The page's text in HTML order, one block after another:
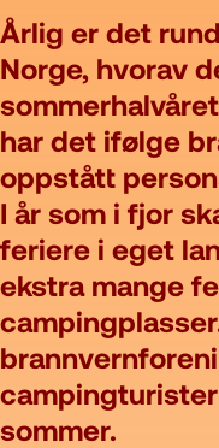
Årlig er det
Norge, hvorav
har det ifølge
oppstått
I år som i fjor
feriere i eget
ekstra mange
sommer.